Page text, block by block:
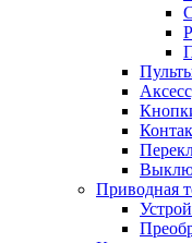
Приводная